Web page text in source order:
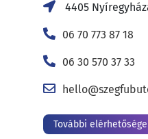
4405
06 70 773 87 18
06 30 570 37 33
További